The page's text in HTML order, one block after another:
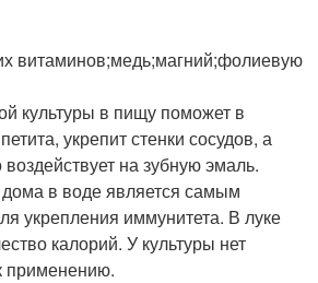
витаминов;медь;магний;фолиевую
культуры в пищу поможет в
укрепит стенки сосудов, а
на зубную эмаль.
в воде является самым
укрепления иммунитета. В луке
калорий. У культуры нет
применению.